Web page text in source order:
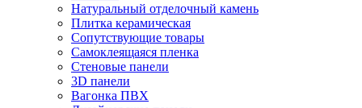
Натуральный отделочный камень
Плитка керамическая
Сопутствующие товары
Самоклеящаяся пленка
Стеновые панели
3D панели
Вагонка ПВХ